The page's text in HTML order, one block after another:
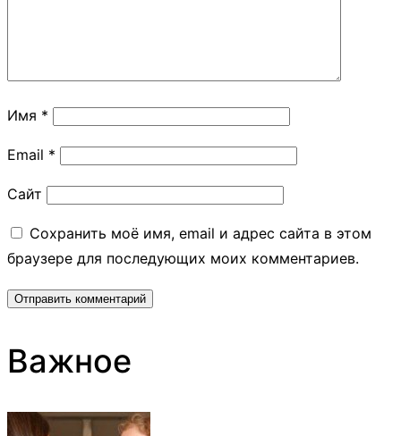
Имя *
Email *
Сайт
Сохранить моё имя, email и адрес сайта в этом
браузере для последующих моих комментариев.
Важное